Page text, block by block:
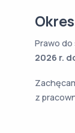
Prawo
2026 r.
z